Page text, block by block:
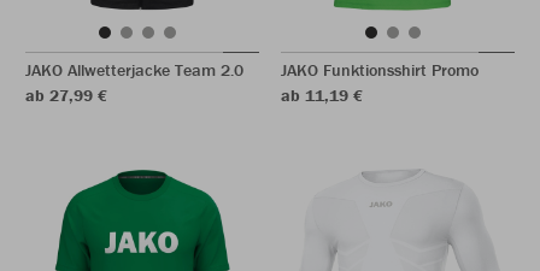
JAKO Allwetterjacke Team 2.0
ab 27,99 €
JAKO Funktionsshirt Promo
ab 11,19 €